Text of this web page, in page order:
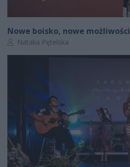
Nowe boisko, nowe możliwości
Autor artykułu:
Natalia Pętelska